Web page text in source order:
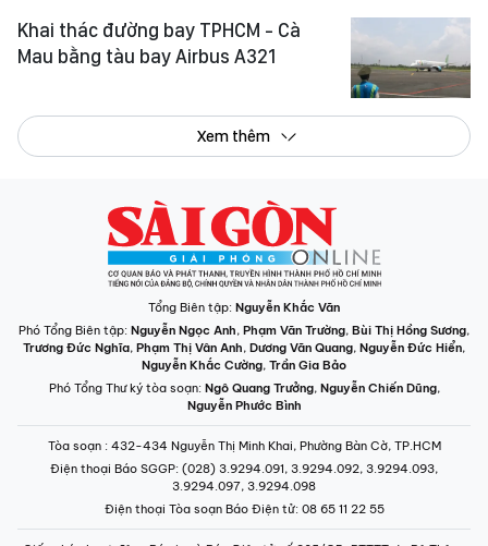
Khai thác đường bay TPHCM - Cà
Mau bằng tàu bay Airbus A321
Xem thêm
Tổng Biên tập: Nguyễn Khắc Văn
Phó Tổng Biên tập: Nguyễn Ngọc Anh, Phạm Văn Trường, Bùi Thị Hồng Sương,
Trương Đức Nghĩa, Phạm Thị Vân Anh, Dương Văn Quang, Nguyễn Đức Hiển,
Nguyễn Khắc Cường, Trần Gia Bảo
Phó Tổng Thư ký tòa soạn: Ngô Quang Trưởng, Nguyễn Chiến Dũng,
Nguyễn Phước Bình
Tòa soạn : 432-434 Nguyễn Thị Minh Khai, Phường Bàn Cờ, TP.HCM
Điện thoại Báo SGGP: (028) 3.9294.091, 3.9294.092, 3.9294.093,
3.9294.097, 3.9294.098
Điện thoại Tòa soạn Báo Điện tử: 08 65 11 22 55